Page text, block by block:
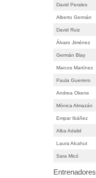
David Perales
Alberto Germán
David Ruiz
Álvaro Jiménez
Germán Blay
Marcos Martínez
Paula Guerrero
Andrea Okene
Mónica Almazán
Empar Ibáñez
Alba Adalid
Laura Alcahut
Sara Micó
Entrenadores